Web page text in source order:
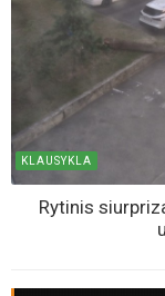
KLAUSYKLA
Rytinis